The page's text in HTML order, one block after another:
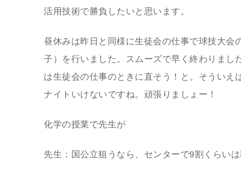
活用技術で勝負したいと思います。
昼休みは昨日と同様に生徒会の仕事で球技大会
子）を行いました。スムーズで早く終わりまし
は生徒会の仕事のときに直そう！と。そういえ
ナイトいけないですね。頑張りましょー！
化学の授業で先生が
先生：国公立狙うなら、センターで9割くらいは